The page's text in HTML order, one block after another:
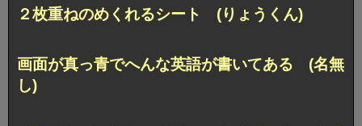
２枚重ねのめくれるシート (りょうくん)
画面が真っ青でへんな英語が書いてある (名無
し)